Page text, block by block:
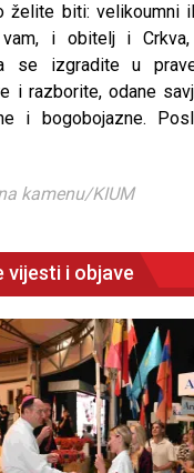
želite biti: velikoumni
i obitelj i
se izgradite u
i razborite, odane
i bogobojazne.
kamenu/KIUM
vijesti i objave